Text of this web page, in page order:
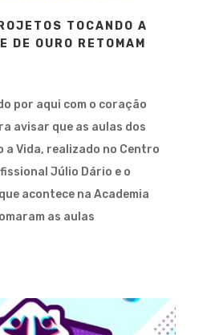
TOCANDO A
DE OURO RETOMAM
por aqui com o coração
avisar que as aulas dos
a Vida, realizado no Centro
Júlio Dário e o
acontece na Academia
as aulas